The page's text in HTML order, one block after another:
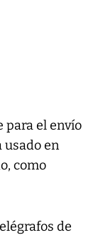
para el envío
usado en
como
de